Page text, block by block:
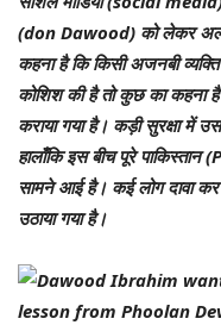
(don Dawood) को लेकर
कहना है कि किसी अजनबी
कोशिश की है तो कुछ का कहना है
कराया गया है। कड़ी सुरक्षा में
हालाँकि इस बीच पूरे
सामने आई है। कई लोग दावा
उठाया गया है।